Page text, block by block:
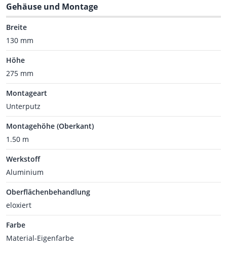
Gehäuse und Montage
Breite
130 mm
Höhe
275 mm
Montageart
Unterputz
Montagehöhe (Oberkant)
1.50 m
Werkstoff
Aluminium
Oberflächenbehandlung
eloxiert
Farbe
Material-Eigenfarbe